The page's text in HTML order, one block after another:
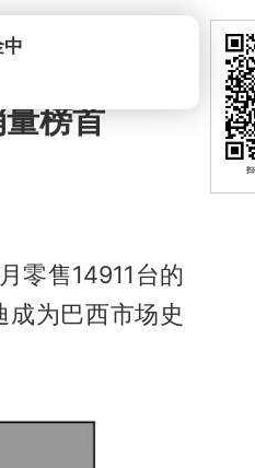
榜首
零售14911台的
为巴西市场史